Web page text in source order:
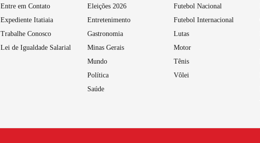
Entre em Contato
Expediente Itatiaia
Trabalhe Conosco
Lei de Igualdade Salarial
Eleições 2026
Entretenimento
Gastronomia
Minas Gerais
Mundo
Política
Saúde
Futebol Nacional
Futebol Internacional
Lutas
Motor
Tênis
Vôlei